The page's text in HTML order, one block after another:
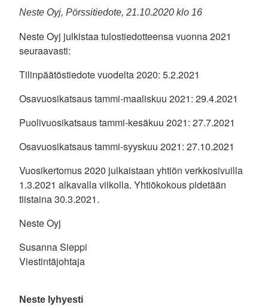
Neste Oyj, Pörssitiedote, 21.10.2020 klo 16
Neste Oyj julkistaa tulostiedotteensa vuonna 2021
seuraavasti:
Tilinpäätöstiedote vuodelta 2020: 5.2.2021
Osavuosikatsaus tammi-maaliskuu 2021: 29.4.2021
Puolivuosikatsaus tammi-kesäkuu 2021: 27.7.2021
Osavuosikatsaus tammi-syyskuu 2021: 27.10.2021
Vuosikertomus 2020 julkaistaan yhtiön verkkosivuilla
1.3.2021 alkavalla viikolla. Yhtiökokous pidetään
tiistaina 30.3.2021.
Neste Oyj
Susanna Sieppi
Viestintäjohtaja
Neste lyhyesti